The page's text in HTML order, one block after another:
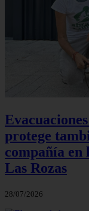
protege
compañía en
Las Rozas
28/07/2026